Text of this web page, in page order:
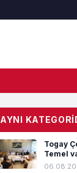
AYNI
Togay
Temel
var,